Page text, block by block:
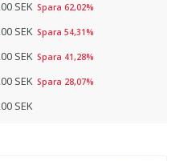
SEK Spara 62,02%
SEK Spara 54,31%
SEK Spara 41,28%
SEK Spara 28,07%
SEK